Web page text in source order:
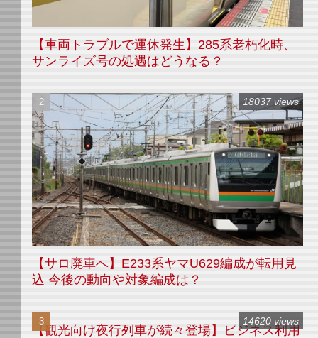
【車両トラブルで運休発生】285系老朽化時、
サンライズ号の処遇はどうなる？
【サロ廃車へ】E233系ヤマU629編成が転用見
込 今後の動向や対象編成は？
18037 views
【観光向け夜行列車が続々登場】ビジネス利用
14620 views